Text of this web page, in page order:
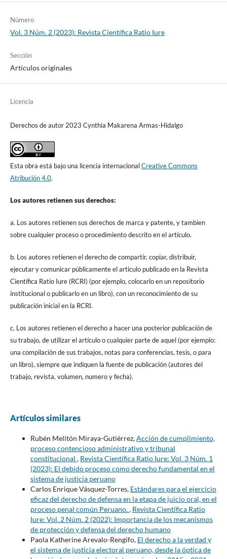
Número
Vol. 3 Núm. 2 (2023): Revista Científica Ratio Iure
Sección
Artículos originales
Licencia
Derechos de autor 2023 Cynthia Makarena Armas-Hidalgo
Esta obra está bajo una licencia internacionalCreative Commons
Atribución 4.0.
Los autores retienen sus derechos:
a. Los autores retienen sus derechos de marca y patente, y tambien
sobre cualquier proceso o procedimiento descrito en el artículo.
b. Los autores retienen el derecho de compartir, copiar, distribuir,
ejecutar y comunicar públicamente el articulo publicado en la Revista
Científica Ratio Iure (RCRI) (por ejemplo, colocarlo en un repositorio
institucional o publicarlo en un libro), con un reconocimiento de su
publicación inicial en la RCRI.
c. Los autores retienen el derecho a hacer una posterior publicación de
su trabajo, de utilizar el artículo o cualquier parte de aquel (por ejemplo:
una compilación de sus trabajos, notas para conferencias, tesis, o para
un libro), siempre que indiquen la fuente de publicación (autores del
trabajo, revista, volumen, numero y fecha).
Artículos similares
Rubén Melitón Miraya-Gutiérrez,Acción de cumplimiento,
proceso contencioso administrativo y tribunal
constitucional , Revista Científica Ratio Iure: Vol. 3 Núm. 1
(2023): El debido proceso como derecho fundamental en el
sistema de justicia peruano
Carlos Enrique Vásquez-Torres, Estándares para el ejercicio
eficaz del derecho de defensa en la etapa de juicio oral, en el
proceso penal común Peruano., Revista Científica Ratio
Iure: Vol. 2 Núm. 2 (2022): Importancia de los mecanismos
de protección y defensa del derecho humano
Paola Katherine Arevalo-Rengifo, El derecho a la verdad y
el sistema de justicia electoral peruano, desde la óptica de